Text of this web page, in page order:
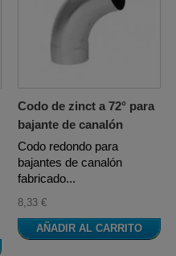
Codo de zinct a 72° para
bajante de canalón
Codo redondo para
bajantes de canalón
fabricado...
8,33 €
AÑADIR AL CARRITO